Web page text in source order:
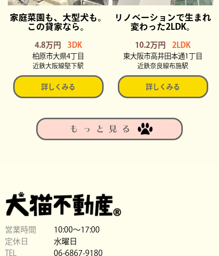
家庭菜園も、大型犬も。
この貸家なら。
4.8万円 3DK
柏原市大県4丁目
近鉄大阪線堅下駅
詳しくみる
リノベーションで生まれ
変わった2LDK。
10.2万円 2LDK
東大阪市高井田本通1丁目
近鉄奈良線布施駅
詳しくみる
もっと見る
営業時間
10:00〜17:00
定休日
水曜日
TEL
06-6867-9180